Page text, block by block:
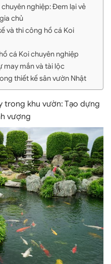
nghiệp: Đem lại vẻ
chủ
và thi công hồ cá Koi
cá Koi chuyên nghiệp
may mắn và tài lộc
thiết kế sân vườn Nhật
trong khu vườn: Tạo dựng
vượng